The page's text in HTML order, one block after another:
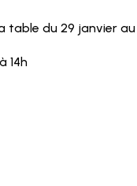
table du 29 janvier au
14h